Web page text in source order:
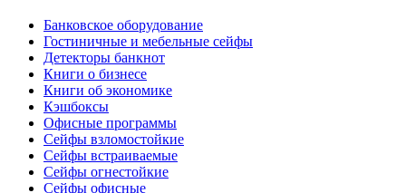
Банковское оборудование
Гостиничные и мебельные сейфы
Детекторы банкнот
Книги о бизнесе
Книги об экономике
Кэшбоксы
Офисные программы
Сейфы взломостойкие
Сейфы встраиваемые
Сейфы огнестойкие
Сейфы офисные